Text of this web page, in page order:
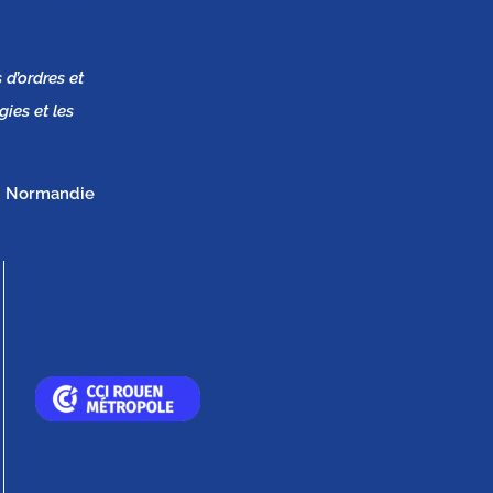
et
et les
Normandie